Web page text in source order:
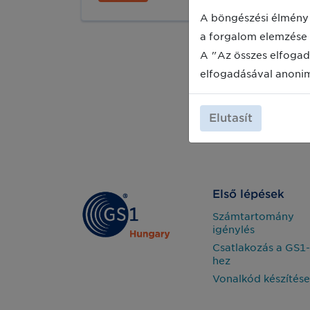
elérhetővé a vállalkozások számára,
amelyek segítségével hatékonyan
visszakövethetik a termékek eredetét
és az információs technológia
segítségével irányíthatják a gyártási
Első lépések
Számtartomány
igénylés
Csatlakozás a GS1-
hez
Vonalkód készítése
A böngészési
a forgalom
A "Az összes
elfogadásával
Elutasít